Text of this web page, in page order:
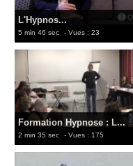
L'Hypnos...
5 min 46 sec - Vues : 23
Formation Hypnose : L...
2 min 35 sec - Vues : 175